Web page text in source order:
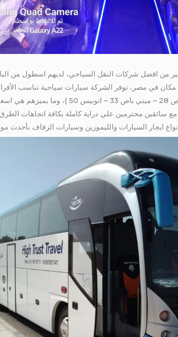
افضل شركات النقل السياحي، لديهم اسطول من
مكان في مصر، توفر الشركة سيارات سياحية تناسب
تويوتا هايس – تويوتا كوستر – ميني باص
سائقين محترمين علي دراية كاملة بكافة اتجاهات
ايجار السيارات والليموزين وسيارات الزفاف بأحدث